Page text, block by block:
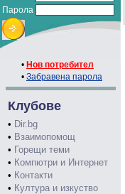
Парола
• Нов потребител
• Забравена парола
Клубове
• Dir.bg
• Взаимопомощ
• Горещи теми
• Компютри и Интернет
• Контакти
• Култура и изкуство